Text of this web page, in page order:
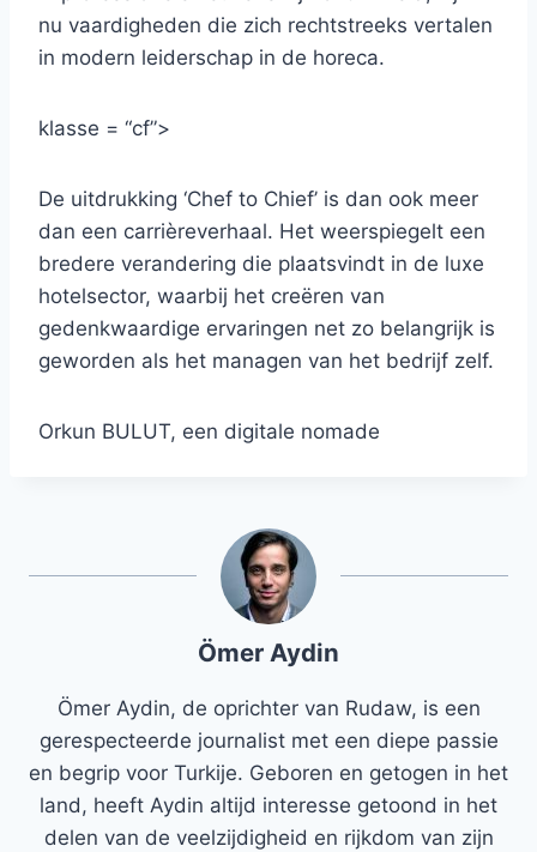
nu vaardigheden die zich rechtstreeks vertalen
in modern leiderschap in de horeca.
klasse = “cf”>
De uitdrukking ‘Chef to Chief’ is dan ook meer
dan een carrièreverhaal. Het weerspiegelt een
bredere verandering die plaatsvindt in de luxe
hotelsector, waarbij het creëren van
gedenkwaardige ervaringen net zo belangrijk is
geworden als het managen van het bedrijf zelf.
Orkun BULUT, een digitale nomade
Ömer Aydin
Ömer Aydin, de oprichter van Rudaw, is een
gerespecteerde journalist met een diepe passie
en begrip voor Turkije. Geboren en getogen in het
land, heeft Aydin altijd interesse getoond in het
delen van de veelzijdigheid en rijkdom van zijn